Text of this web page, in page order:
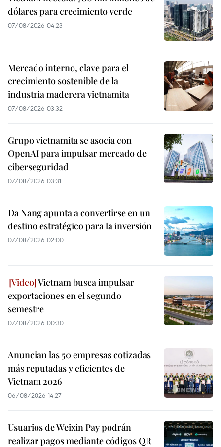
dólares para crecimiento verde
07/08/2026 04:23
Mercado interno, clave para el
crecimiento sostenible de la
industria maderera vietnamita
07/08/2026 03:32
Grupo vietnamita se asocia con
OpenAI para impulsar mercado de
ciberseguridad
07/08/2026 03:31
Da Nang apunta a convertirse en un
destino estratégico para la inversión
07/08/2026 02:00
Vietnam busca impulsar
exportaciones en el segundo
semestre
07/08/2026 00:30
Anuncian las 50 empresas cotizadas
más reputadas y eficientes de
Vietnam 2026
06/08/2026 14:27
Usuarios de Weixin Pay podrán
realizar pagos mediante códigos QR